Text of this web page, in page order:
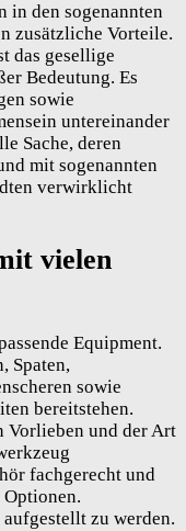
in den sogenannten
zusätzliche Vorteile.
das gesellige
Bedeutung. Es
sowie
untereinander
Sache, deren
mit sogenannten
verwirklicht
vielen
Equipment.
Spaten,
sowie
bereitstehen.
Vorlieben und der Art
fachgerecht und
Optionen.
zu werden.